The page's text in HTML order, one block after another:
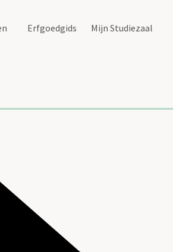
Erfgoedgids Mijn Studiezaal